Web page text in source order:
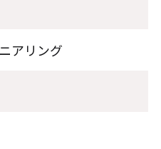
アリング